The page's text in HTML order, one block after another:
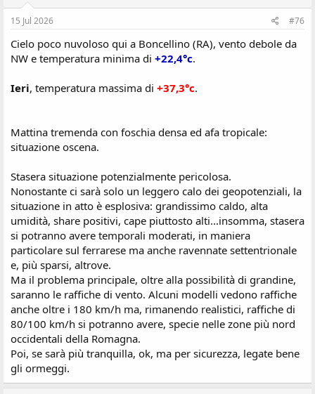
15 Jul 2026 #76
Cielo poco nuvoloso qui a Boncellino (RA), vento debole da
NW e temperatura minima di +22,4°c.
Ieri, temperatura massima di +37,3°c.
Mattina tremenda con foschia densa ed afa tropicale:
situazione oscena.
Stasera situazione potenzialmente pericolosa.
Nonostante ci sarà solo un leggero calo dei geopotenziali, la
situazione in atto è esplosiva: grandissimo caldo, alta
umidità, share positivi, cape piuttosto alti...insomma, stasera
si potranno avere temporali moderati, in maniera
particolare sul ferrarese ma anche ravennate settentrionale
e, più sparsi, altrove.
Ma il problema principale, oltre alla possibilità di grandine,
saranno le raffiche di vento. Alcuni modelli vedono raffiche
anche oltre i 180 km/h ma, rimanendo realistici, raffiche di
80/100 km/h si potranno avere, specie nelle zone più nord
occidentali della Romagna.
Poi, se sarà più tranquilla, ok, ma per sicurezza, legate bene
gli ormeggi.